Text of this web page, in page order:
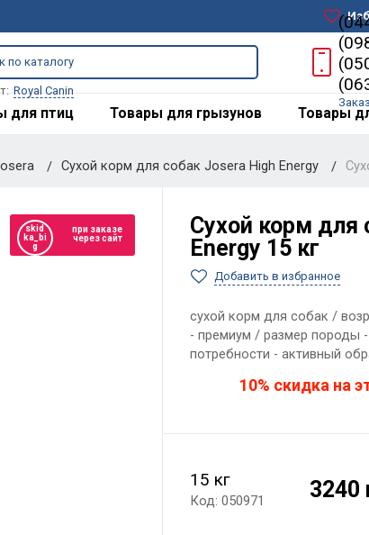
Royal Canin
для птиц Товары для грызунов Товары
Сухой корм для собак Josera High Energy
skid
ka_bi
g
при заказе
через сайт
Сухой корм для
Energy 15 кг
Добавить в избранное
сухой корм для собак /
- премиум / размер породы
потребности - активный
10% скидка на
15 кг
Код: 050971 3240